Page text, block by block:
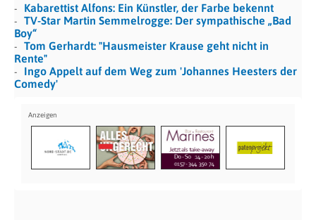
Kabarettist Alfons: Ein Künstler, der Farbe bekennt
TV-Star Martin Semmelrogge: Der sympathische „Bad
Boy“
Tom Gerhardt: "Hausmeister Krause geht nicht in
Rente"
Ingo Appelt auf dem Weg zum 'Johannes Heesters der
Comedy'